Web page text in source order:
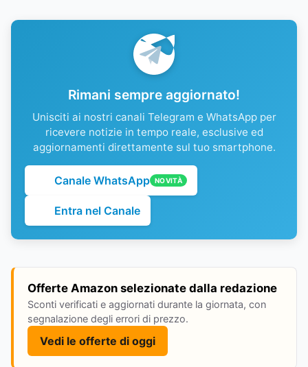
Rimani sempre aggiornato!
Unisciti ai nostri canali Telegram e WhatsApp per
ricevere notizie in tempo reale, esclusive ed
aggiornamenti direttamente sul tuo smartphone.
Canale WhatsApp NOVITÀ
Entra nel Canale
Offerte Amazon selezionate dalla redazione
Sconti verificati e aggiornati durante la giornata, con
segnalazione degli errori di prezzo.
Vedi le offerte di oggi